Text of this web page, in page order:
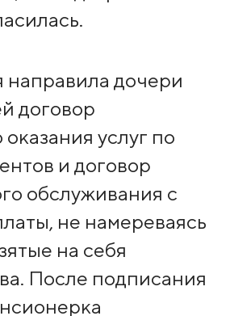
дочери
договор
услуг по
и договор
обслуживания с
не намереваясь
на себя
После подписания